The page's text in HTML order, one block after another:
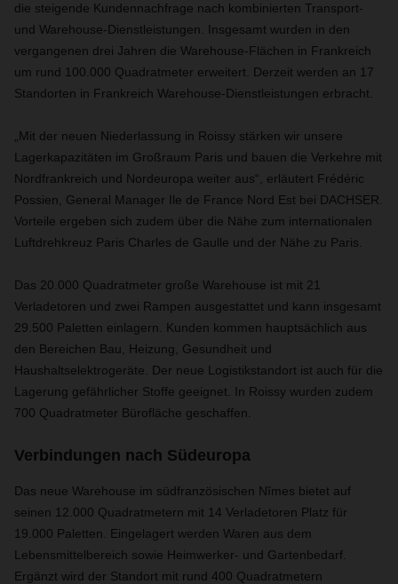
die steigende Kundennachfrage nach kombinierten Transport-
und Warehouse-Dienstleistungen. Insgesamt wurden in den
vergangenen drei Jahren die Warehouse-Flächen in Frankreich
um rund 100.000 Quadratmeter erweitert. Derzeit werden an 17
Standorten in Frankreich Warehouse-Dienstleistungen erbracht.
„Mit der neuen Niederlassung in Roissy stärken wir unsere
Lagerkapazitäten im Großraum Paris und bauen die Verkehre mit
Nordfrankreich und Nordeuropa weiter aus“, erläutert Frédéric
Possien, General Manager Ile de France Nord Est bei DACHSER.
Vorteile ergeben sich zudem über die Nähe zum internationalen
Luftdrehkreuz Paris Charles de Gaulle und der Nähe zu Paris.
Das 20.000 Quadratmeter große Warehouse ist mit 21
Verladetoren und zwei Rampen ausgestattet und kann insgesamt
29.500 Paletten einlagern. Kunden kommen hauptsächlich aus
den Bereichen Bau, Heizung, Gesundheit und
Haushaltselektrogeräte. Der neue Logistikstandort ist auch für die
Lagerung gefährlicher Stoffe geeignet. In Roissy wurden zudem
700 Quadratmeter Bürofläche geschaffen.
Verbindungen nach Südeuropa
Das neue Warehouse im südfranzösischen Nîmes bietet auf
seinen 12.000 Quadratmetern mit 14 Verladetoren Platz für
19.000 Paletten. Eingelagert werden Waren aus dem
Lebensmittelbereich sowie Heimwerker- und Gartenbedarf.
Ergänzt wird der Standort mit rund 400 Quadratmetern